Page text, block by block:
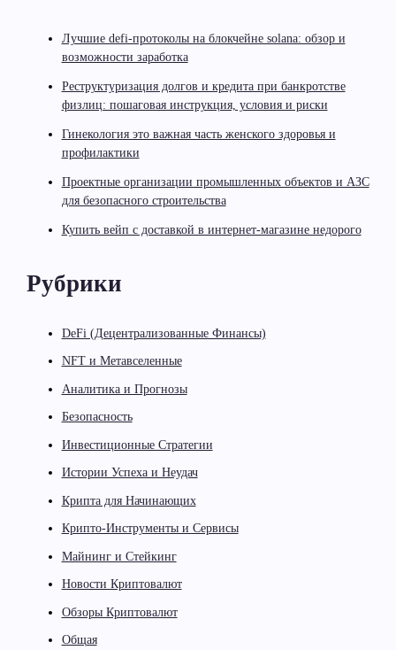
Лучшие defi-протоколы на блокчейне solana: обзор и
возможности заработка
Реструктуризация долгов и кредита при банкротстве
физлиц: пошаговая инструкция, условия и риски
Гинекология это важная часть женского здоровья и
профилактики
Проектные организации промышленных объектов и АЗС
для безопасного строительства
Купить вейп с доставкой в интернет-магазине недорого
Рубрики
DeFi (Децентрализованные Финансы)
NFT и Метавселенные
Аналитика и Прогнозы
Безопасность
Инвестиционные Стратегии
Истории Успеха и Неудач
Крипта для Начинающих
Крипто-Инструменты и Сервисы
Майнинг и Стейкинг
Новости Криптовалют
Обзоры Криптовалют
Общая